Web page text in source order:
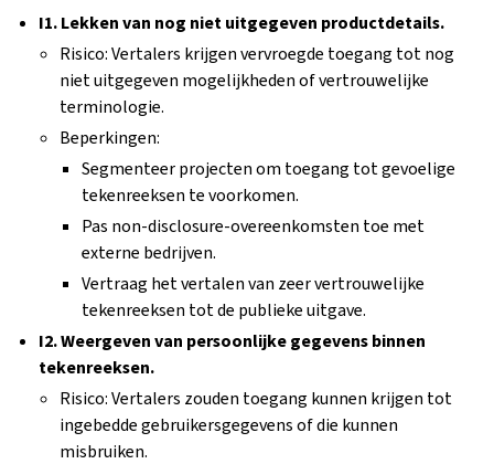
I1. Lekken van nog niet uitgegeven productdetails.
Risico: Vertalers krijgen vervroegde toegang tot nog
niet uitgegeven mogelijkheden of vertrouwelijke
terminologie.
Beperkingen:
Segmenteer projecten om toegang tot gevoelige
tekenreeksen te voorkomen.
Pas non-disclosure-overeenkomsten toe met
externe bedrijven.
Vertraag het vertalen van zeer vertrouwelijke
tekenreeksen tot de publieke uitgave.
I2. Weergeven van persoonlijke gegevens binnen
tekenreeksen.
Risico: Vertalers zouden toegang kunnen krijgen tot
ingebedde gebruikersgegevens of die kunnen
misbruiken.